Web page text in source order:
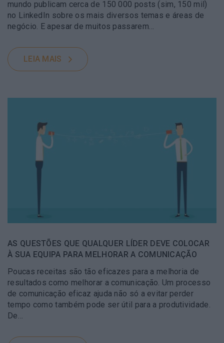
mundo publicam cerca de 150 000 posts (sim, 150 mil)
no LinkedIn sobre os mais diversos temas e áreas de
negócio. E apesar de muitos passarem…
LEIA MAIS
AS QUESTÕES QUE QUALQUER LÍDER DEVE COLOCAR
À SUA EQUIPA PARA MELHORAR A COMUNICAÇÃO
Poucas receitas são tão eficazes para a melhoria de
resultados como melhorar a comunicação. Um processo
de comunicação eficaz ajuda não só a evitar perder
tempo como também pode ser útil para a produtividade.
De…